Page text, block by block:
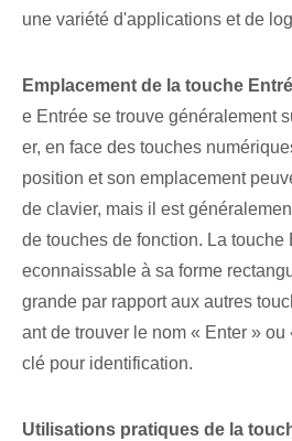
une variété d'applications et de
Emplacement de la touche
e Entrée se trouve généralement
er, en face des touches
position et son emplacement
de clavier, mais il est
de touches de fonction. ‌La touche
econnaissable à sa⁤ forme
grande par rapport⁣ aux autres
ant de trouver le nom « Enter » ou
clé pour identification.
Utilisations pratiques de la